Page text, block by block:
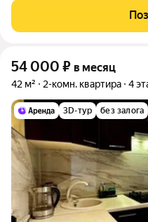
новые. Без комиссии!
зеленом районе Санкт-
54 000 ₽ в месяц
42 м² 2-комн. квартира 4
3D-тур без залога